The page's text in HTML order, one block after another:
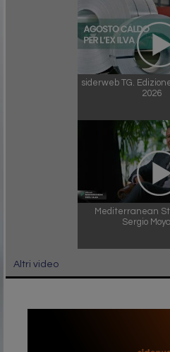
siderweb TG.
2026
Mediterranean
Sergio
Altri video